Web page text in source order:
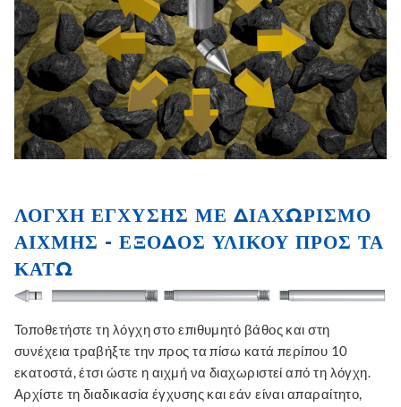
ΛΌΓΧΗ ΈΓΧΥΣΗΣ ΜΕ ΔΙΑΧΩΡΙΣΜΌ
ΑΙΧΜΉΣ - ΈΞΟΔΟΣ ΥΛΙΚΟΎ ΠΡΟΣ ΤΑ
ΚΆΤΩ
Τοποθετήστε τη λόγχη στο επιθυμητό βάθος και στη
συνέχεια τραβήξτε την προς τα πίσω κατά περίπου 10
εκατοστά, έτσι ώστε η αιχμή να διαχωριστεί από τη λόγχη.
Αρχίστε τη διαδικασία έγχυσης και εάν είναι απαραίτητο,